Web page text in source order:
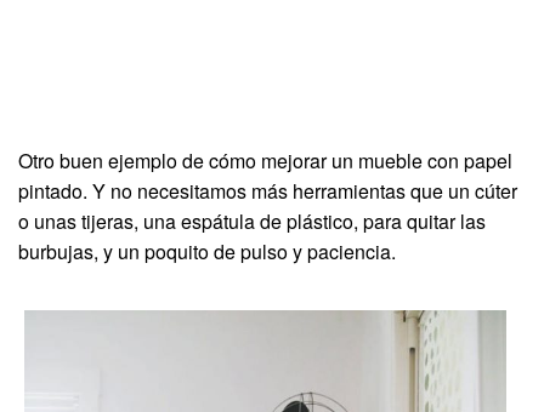
Otro buen ejemplo de cómo mejorar un mueble con papel
pintado. Y no necesitamos más herramientas que un cúter
o unas tijeras, una espátula de plástico, para quitar las
burbujas, y un poquito de pulso y paciencia.